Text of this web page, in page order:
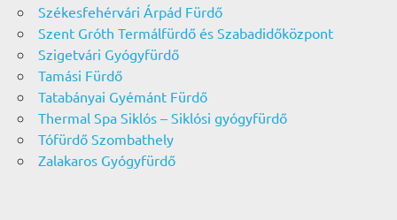
Székesfehérvári Árpád Fürdő
Szent Gróth Termálfürdő és Szabadidőközpont
Szigetvári Gyógyfürdő
Tamási Fürdő
Tatabányai Gyémánt Fürdő
Thermal Spa Siklós – Siklósi gyógyfürdő
Tófürdő Szombathely
Zalakaros Gyógyfürdő